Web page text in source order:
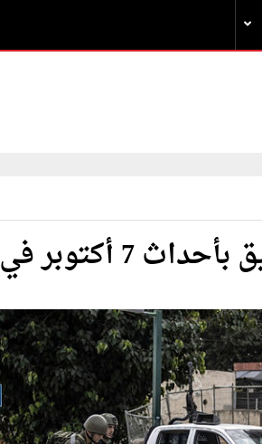
في سديروت